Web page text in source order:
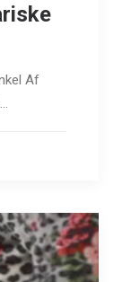
Af